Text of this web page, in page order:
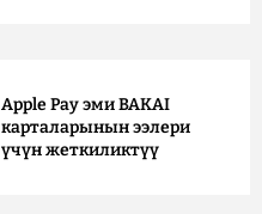
Apple Pay эми BAKAI
карталарынын ээлери
үчүн жеткиликтүү